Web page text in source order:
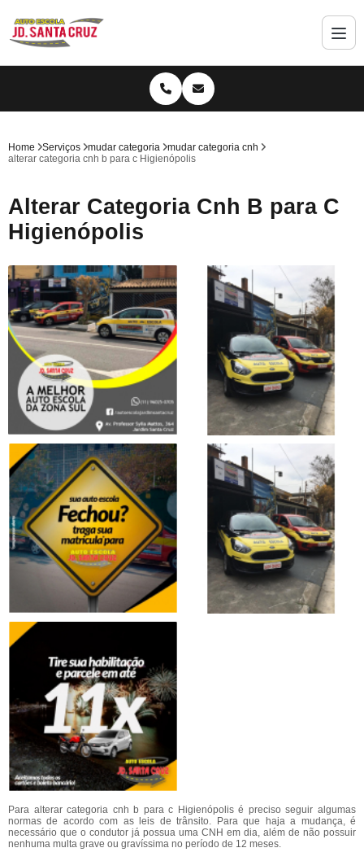
Home Serviços mudar categoria
mudar categoria cnh
alterar categoria cnh b para c Higienópolis
Alterar Categoria Cnh B para C
Higienópolis
Para alterar categoria cnh b para c Higienópolis é preciso seguir algumas
normas de acordo com as leis de trânsito. Para que haja a mudança, é
necessário que o condutor já possua uma CNH em dia, além de não possuir
nenhuma multa grave ou gravíssima no período de 12 meses.